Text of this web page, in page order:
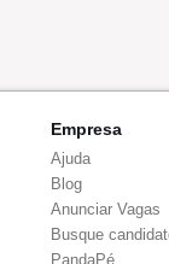
Empresa
Ajuda
Blog
Anunciar Vagas
Busque
PandaPé